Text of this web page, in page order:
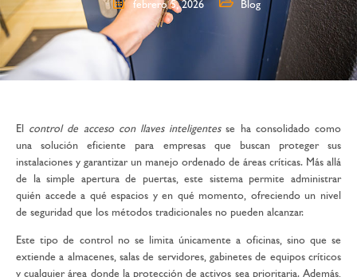
febrero 5, 2026 Blog
El control de acceso con llaves inteligentesse ha consolidado como
una solución eficiente para empresas que buscan proteger sus
instalaciones y garantizar un manejo ordenado de áreas críticas. Más allá
de la simple apertura de puertas, este sistema permite administrar
quién accede a qué espacios y en qué momento, ofreciendo un nivel
de seguridad que los métodos tradicionales no pueden alcanzar.
Este tipo de control no se limita únicamente a oficinas, sino que se
extiende a almacenes, salas de servidores, gabinetes de equipos críticos
y cualquier área donde la protección de activos sea prioritaria. Además,